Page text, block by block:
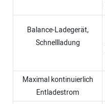
Balance-Ladegerät,
Schnellladung
Maximal kontinuierlich
Entladestrom